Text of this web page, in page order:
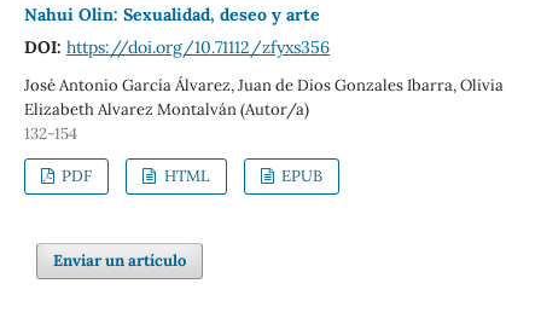
Nahui Olin: Sexualidad, deseo y arte
DOI: https://doi.org/10.71112/zfyxs356
José Antonio García Álvarez, Juan de Dios Gonzales Ibarra, Olivia
Elizabeth Alvarez Montalván (Autor/a)
132-154
PDF HTML EPUB
Enviar un artículo